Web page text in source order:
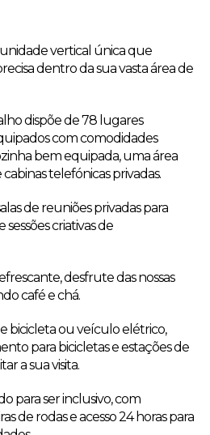
vertical única que
dentro da sua vasta área de
dispõe de 78 lugares
com comodidades
bem equipada, uma área
telefónicas privadas.
de reuniões privadas para
criativas de
desfrute das nossas
café e chá.
bicicleta ou veículo elétrico,
para bicicletas e estações de
a sua visita.
para ser inclusivo, com
de rodas e acesso 24 horas para